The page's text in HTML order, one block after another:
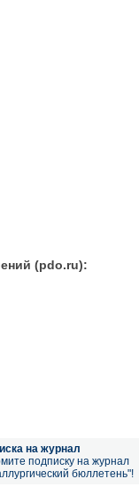
(pdo.ru):
на журнал
подписку на журнал
бюллетень"!